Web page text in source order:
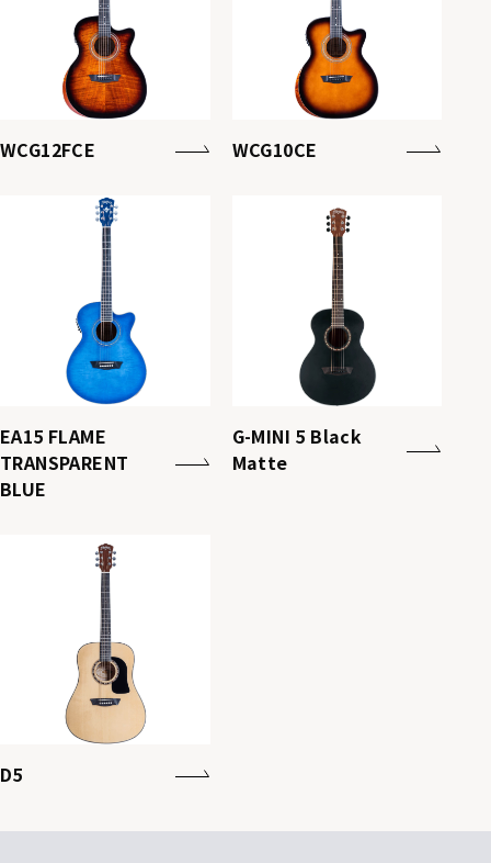
WCG12FCE WCG10CE
EA15 FLAME
TRANSPARENT
BLUE
G-MINI 5 Black
Matte
D5